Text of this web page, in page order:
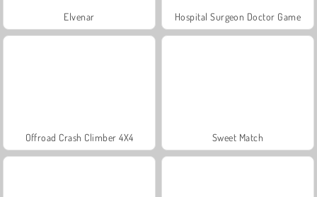
Elvenar Hospital Surgeon Doctor Game
Offroad Crash Climber 4X4 Sweet Match